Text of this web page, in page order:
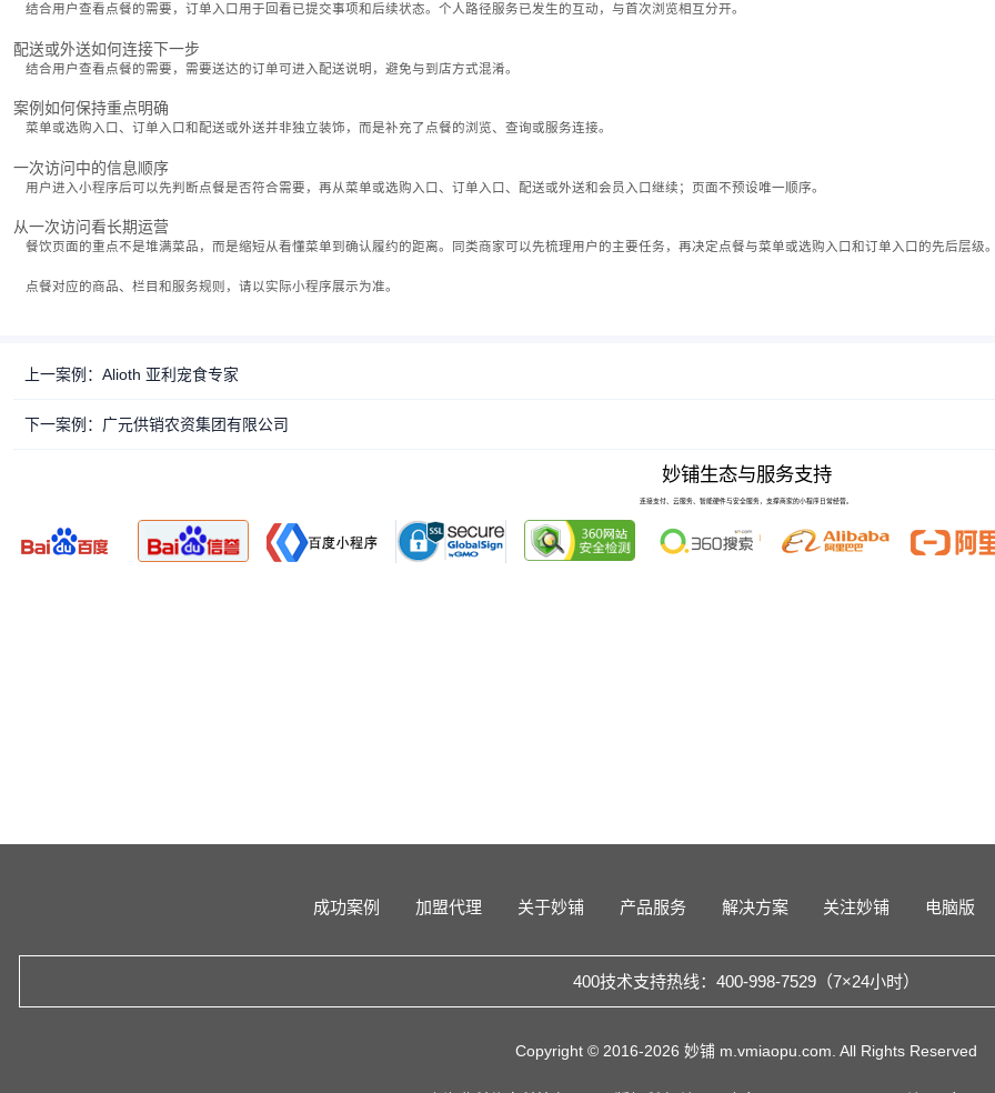
结合用户查看点餐的需要，订单入口用于回看已提交事项和后续状态。个人路径服务已发生的互动，与首次浏览相互分开。
配送或外送如何连接下一步
结合用户查看点餐的需要，需要送达的订单可进入配送说明，避免与到店方式混淆。
案例如何保持重点明确
菜单或选购入口、订单入口和配送或外送并非独立装饰，而是补充了点餐的浏览、查询或服务连接。
一次访问中的信息顺序
用户进入小程序后可以先判断点餐是否符合需要，再从菜单或选购入口、订单入口、配送或外送和会员入口继续；页面不预设唯一顺序。
从一次访问看长期运营
餐饮页面的重点不是堆满菜品，而是缩短从看懂菜单到确认履约的距离。同类商家可以先梳理用户的主要任务，再决定点餐与菜单或选购入口和订单入口的先后层级
点餐对应的商品、栏目和服务规则，请以实际小程序展示为准。
上一案例：Alioth 亚利宠食专家
下一案例：广元供销农资集团有限公司
妙铺生态与服务支持
连接支付、云服务、智能硬件与安全服务，支撑商家的小程序日常经营。
成功案例 加盟代理 关于妙铺 产品服务 解决方案 关注妙铺 电脑版
400技术支持热线：400-998-7529（7×24小时）
Copyright © 2016-2026 妙铺 m.vmiaopu.com. All Rights Reserved